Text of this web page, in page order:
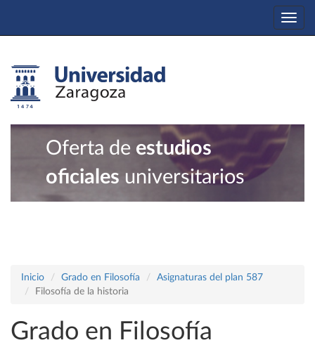
Oferta de estudios
oficiales universitarios
Inicio Grado en Filosofía
Asignaturas del plan 587
Filosofía de la historia
Grado en Filosofía